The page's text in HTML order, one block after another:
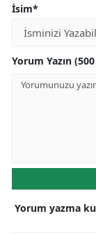
İsim*
Yorum Yazın
Yorum yazma